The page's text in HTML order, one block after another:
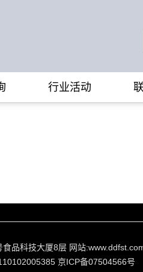
行业活动
品科技大厦8层 网站
京ICP备07504566号